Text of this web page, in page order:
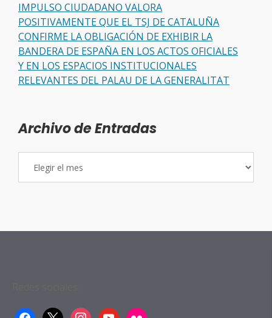
IMPULSO CIUDADANO VALORA
POSITIVAMENTE QUE EL TSJ DE CATALUÑA
CONFIRME LA OBLIGACIÓN DE EXHIBIR LA
BANDERA DE ESPAÑA EN LOS ACTOS OFICIALES
Y EN LOS ESPACIOS INSTITUCIONALES
RELEVANTES DEL PALAU DE LA GENERALITAT
Archivo de Entradas